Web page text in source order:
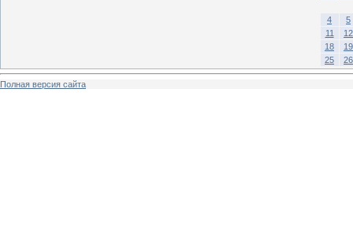
4
5
11
12
18
19
25
26
Полная версия сайта